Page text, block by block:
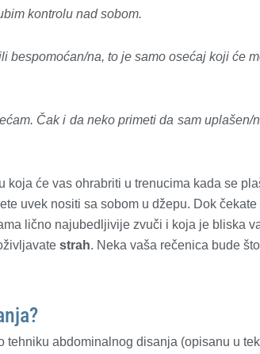
kontrolu nad sobom.
bespomoćan/na, to je samo osećaj koji će
Čak i da neko primeti da sam uplašen/
će vas ohrabriti u trenucima kada se
uvek nositi sa sobom u džepu. Dok
lično najubedljivije zvuči i koja je bliska
strah. Neka vaša rečenica bude
tehniku abdominalnog disanja (opisanu u